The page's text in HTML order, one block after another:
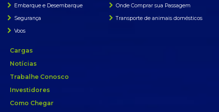
Embarque e Desembarque
Onde Comprar sua Passagem
Segurança
Transporte de animais domésticos
Voos
Cargas
Notícias
Trabalhe Conosco
Investidores
Como Chegar